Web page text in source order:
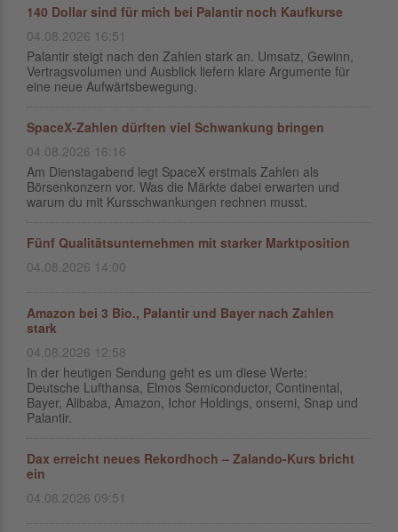
140 Dollar sind für mich bei Palantir noch Kaufkurse
04.08.2026 16:51
Palantir steigt nach den Zahlen stark an. Umsatz, Gewinn,
Vertragsvolumen und Ausblick liefern klare Argumente für
eine neue Aufwärtsbewegung.
SpaceX-Zahlen dürften viel Schwankung bringen
04.08.2026 16:16
Am Dienstagabend legt SpaceX erstmals Zahlen als
Börsenkonzern vor. Was die Märkte dabei erwarten und
warum du mit Kursschwankungen rechnen musst.
Fünf Qualitätsunternehmen mit starker Marktposition
04.08.2026 14:00
Amazon bei 3 Bio., Palantir und Bayer nach Zahlen
stark
04.08.2026 12:58
In der heutigen Sendung geht es um diese Werte:
Deutsche Lufthansa, Elmos Semiconductor, Continental,
Bayer, Alibaba, Amazon, Ichor Holdings, onsemi, Snap und
Palantir.
Dax erreicht neues Rekordhoch – Zalando-Kurs bricht
ein
04.08.2026 09:51